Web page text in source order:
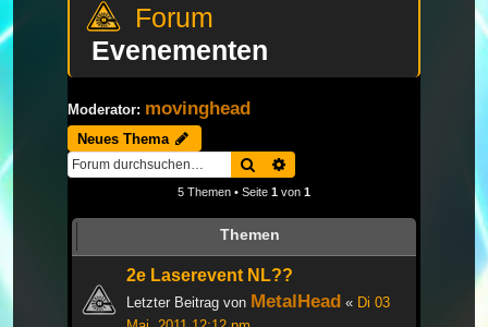
Evenementen
Moderator: movinghead
Neues Thema
Suche
5 Themen • Seite 1 von 1
Themen
2e Laserevent NL??
Letzter Beitrag von MetalHead « Di 03